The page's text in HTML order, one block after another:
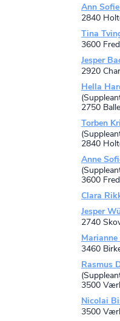
Ann
2840
Tina
3600
Jesper
2920
Hella
2750
Torben
2840
Anne
3600
Clara
Jesper
2740
3460
Rasmus
3500
Nicolai
3500